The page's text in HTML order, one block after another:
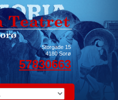
Storgade 15
4180 Sorø
57830663